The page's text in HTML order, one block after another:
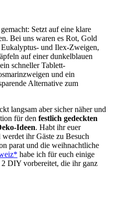
Setzt auf eine klare
Bei uns waren es Rot, Gold
und Ilex-Zweigen,
auf einer dunkelblauen
schneller Tablett-
und ein
Alternative zum
langsam aber sicher näher und
für den festlich gedeckten
Ideen. Habt ihr euer
ihr Gäste zu Besuch
parat und die weihnachtliche
habe ich für euch einige
2 DIY vorbereitet, die ihr ganz